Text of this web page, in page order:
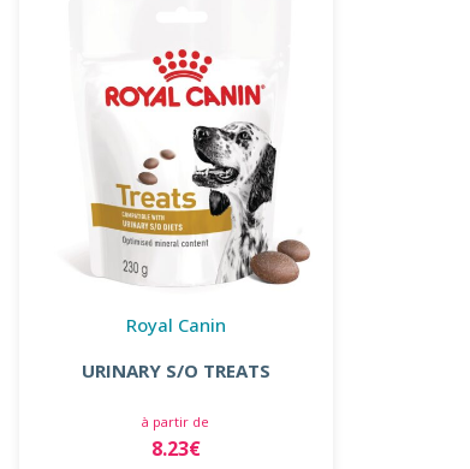
Royal Canin
URINARY S/O TREATS
à partir de
8.23€